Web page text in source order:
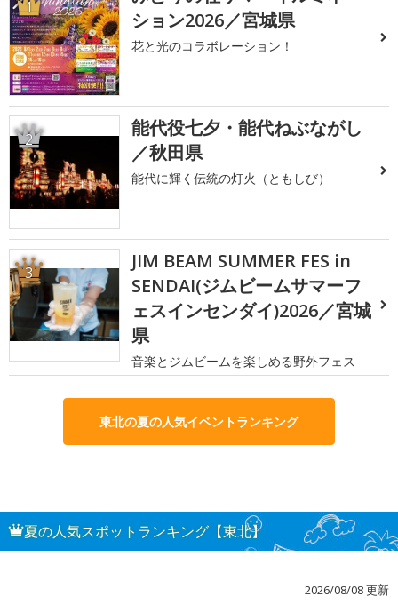
1
ション2026／宮城県
花と光のコラボレーション！
2
能代役七夕・能代ねぶながし
／秋田県
能代に輝く伝統の灯火（ともしび）
3
JIM BEAM SUMMER FES in
SENDAI(ジムビームサマーフ
ェスインセンダイ)2026／宮城
県
音楽とジムビームを楽しめる野外フェス
東北の夏の人気イベントランキング
夏の人気スポットランキング【東北】
2026/08/08 更新